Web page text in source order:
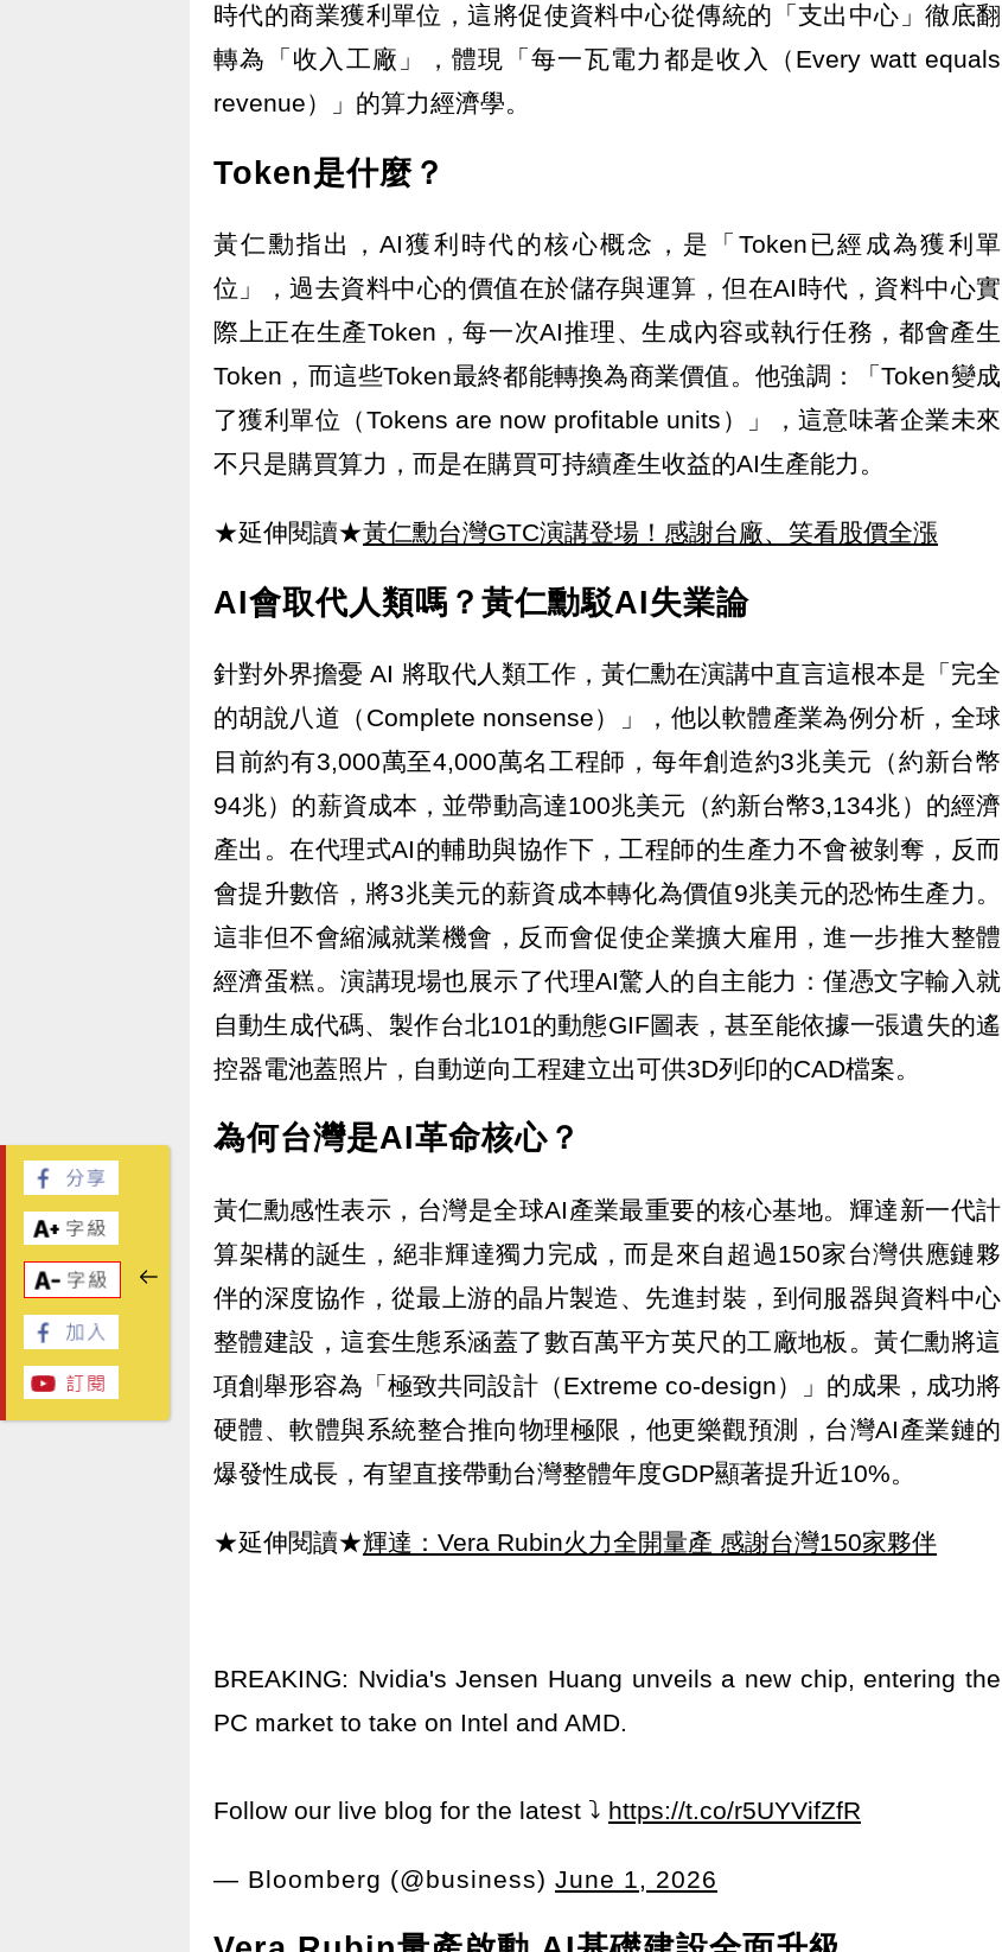
時代的商業獲利單位，這將促使資料中心從傳統的「支出中心」徹底翻
轉為「收入工廠」，體現「每一瓦電力都是收入（Every watt equals
revenue）」的算力經濟學。
Token是什麼？
黃仁勳指出，AI獲利時代的核心概念，是「Token已經成為獲利單
位」，過去資料中心的價值在於儲存與運算，但在AI時代，資料中心實
際上正在生產Token，每一次AI推理、生成內容或執行任務，都會產生
Token，而這些Token最終都能轉換為商業價值。他強調：「Token變成
了獲利單位（Tokens are now profitable units）」，這意味著企業未來
不只是購買算力，而是在購買可持續產生收益的AI生產能力。
★延伸閱讀★黃仁勳台灣GTC演講登場！感謝台廠、笑看股價全漲
AI會取代人類嗎？黃仁勳駁AI失業論
針對外界擔憂 AI 將取代人類工作，黃仁勳在演講中直言這根本是「完全
的胡說八道（Complete nonsense）」，他以軟體產業為例分析，全球
目前約有3,000萬至4,000萬名工程師，每年創造約3兆美元（約新台幣
94兆）的薪資成本，並帶動高達100兆美元（約新台幣3,134兆）的經濟
產出。在代理式AI的輔助與協作下，工程師的生產力不會被剝奪，反而
會提升數倍，將3兆美元的薪資成本轉化為價值9兆美元的恐怖生產力。
這非但不會縮減就業機會，反而會促使企業擴大雇用，進一步推大整體
經濟蛋糕。演講現場也展示了代理AI驚人的自主能力：僅憑文字輸入就
自動生成代碼、製作台北101的動態GIF圖表，甚至能依據一張遺失的遙
控器電池蓋照片，自動逆向工程建立出可供3D列印的CAD檔案。
為何台灣是AI革命核心？
黃仁勳感性表示，台灣是全球AI產業最重要的核心基地。輝達新一代計
算架構的誕生，絕非輝達獨力完成，而是來自超過150家台灣供應鏈夥
伴的深度協作，從最上游的晶片製造、先進封裝，到伺服器與資料中心
整體建設，這套生態系涵蓋了數百萬平方英尺的工廠地板。黃仁勳將這
項創舉形容為「極致共同設計（Extreme co-design）」的成果，成功將
硬體、軟體與系統整合推向物理極限，他更樂觀預測，台灣AI產業鏈的
爆發性成長，有望直接帶動台灣整體年度GDP顯著提升近10%。
★延伸閱讀★輝達：Vera Rubin火力全開量產 感謝台灣150家夥伴
BREAKING: Nvidia's Jensen Huang unveils a new chip, entering the
PC market to take on Intel and AMD.
Follow our live blog for the latest ⤵️ https://t.co/r5UYVifZfR
— Bloomberg (@business) June 1, 2026